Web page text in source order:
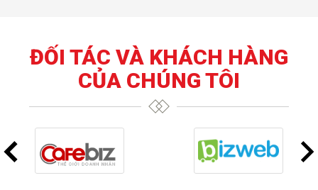
ĐỐI TÁC VÀ KHÁCH HÀNG
CỦA CHÚNG TÔI